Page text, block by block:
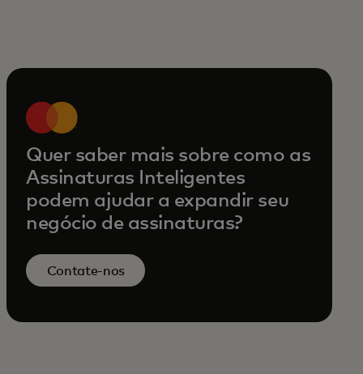
Quer saber mais sobre como as
Assinaturas Inteligentes
podem ajudar a expandir seu
negócio de assinaturas?
Contate-nos